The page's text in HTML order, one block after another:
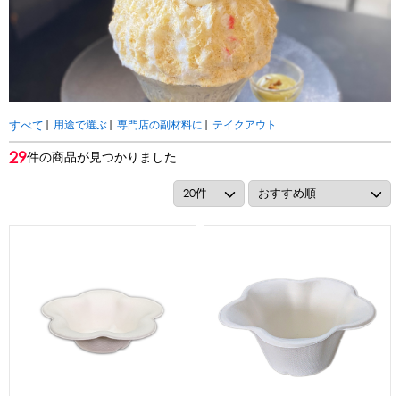
和風甘味シロップ
いろいろ使える汎用シロップ
生感覚の冷凍シロップ
ハーブシロップ
かき氷にもドリンクにも
ガムシロップ
水あめ
その他のシロップ
トッピング・製菓材料
あずき・餡
冷凍フルーツ
かき氷機
ブロックアイススライサー
キューブアイススライサー
刃物・替刃
メーカー・ブランドで選ぶ
ピックアップ商品
アカウント・設定
会員登録内容変更
会社概要
特定商取引に関する法律に基づく表記
すべて | 用途で選ぶ| 専門店の副材料に | テイクアウト
29件の商品が見つかりました